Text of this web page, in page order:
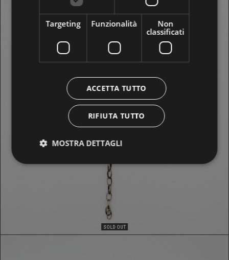
SOLD OUT
BRACCIALE GOTI
229,00 €
Targeting Funzionalità
Non
classificati
ACCETTA TUTTO
RIFIUTA TUTTO
MOSTRA DETTAGLI